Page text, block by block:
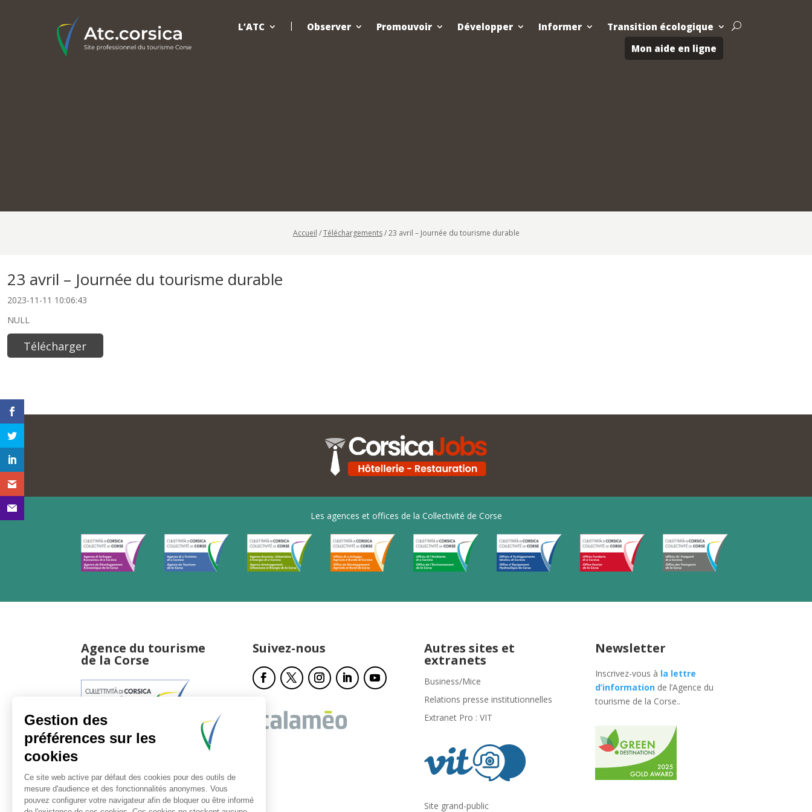
L’ATC Observer Promouvoir Développer Informer
Transition écologique
Mon aide en ligne
U
Accueil /Téléchargements/23 avril – Journée du tourisme durable
23 avril – Journée du tourisme durable
2023-11-11 10:06:43
NULL
Télécharger
Les agences et offices de la Collectivité de Corse
Agence du tourisme
de la Corse
20181 Ajaccio Cedex 01
T : 04 95 51 77 77
Suivez-nous Autres sites et
extranets
Business/Mice
Relations presse institutionnelles
Extranet Pro : VIT
Site grand-public
Newsletter
Inscrivez-vous à la lettre
d’information de l’Agence du
tourisme de la Corse..